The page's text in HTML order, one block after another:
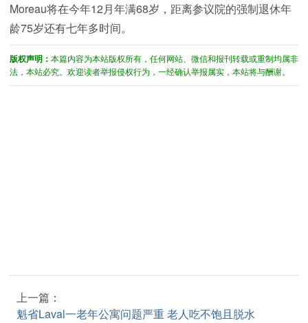
Moreau将在今年12月年满68岁，距离参议院的强制退休年
龄75岁还有七年多时间。
版权声明： 本篇内容为本站版权所有，任何网站、微信和报刊转载或重制均属非
法，本站必究。欢迎读者举报侵权行为，一经确认举报属实，本站将与酬谢。
上一篇：
魁省Laval一老年公寓问题严重 老人吃不饱且脱水